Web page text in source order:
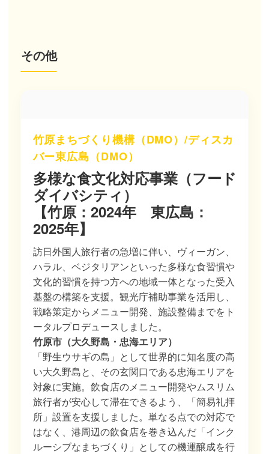
その他
竹原まちづくり機構（DMO）/ディスカ
バー東広島（DMO）
多様な食文化対応事業（フード
ダイバシティ）
【竹原：2024年 東広島：
2025年】
訪日外国人旅行者の急増に伴い、ヴィーガン、
ハラル、ベジタリアンといった多様な食習慣や
文化的習慣を持つ方への地域一体となった受入
基盤の構築を支援。観光庁補助事業を活用し、
戦略策定からメニュー開発、施設整備までをト
ータルプロデュースしました。
竹原市（大久野島・忠海エリア）
「野生ウサギの島」として世界的に知名度の高
い大久野島と、その玄関口である忠海エリアを
対象に実施。飲食店のメニュー開発やムスリム
旅行者が安心して滞在できるよう、「簡易礼拝
所」設置を支援しました。単なる点での対応で
はなく、港周辺の飲食店を巻き込んだ「インク
ルーシブなまちづくり」としての機運醸成を行